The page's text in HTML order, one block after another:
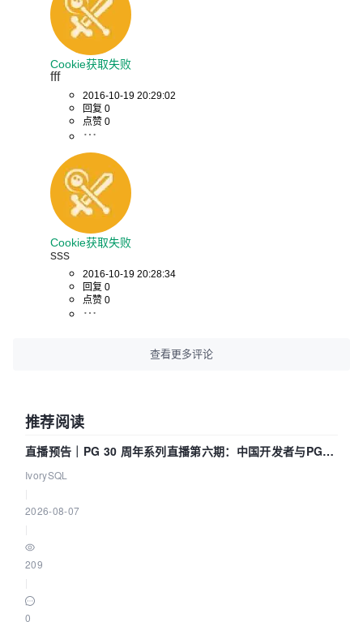
Cookie获取失败
fff
2016-10-19 20:29:02
回复 0
点赞 0
Cookie获取失败
sss
2016-10-19 20:28:34
回复 0
点赞 0
查看更多评论
推荐阅读
直播预告｜PG 30 周年系列直播第六期：中国开发者与PG内
核——我们改得动吗？我们贡献了什么？
IvorySQL
2026-08-07
209
0